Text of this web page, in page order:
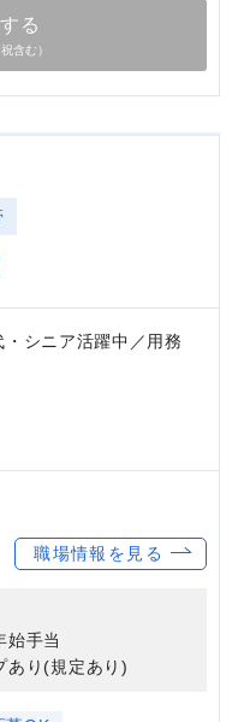
る
含む）
・シニア活躍中／用務
職場情報を見る
始手当
あり(規定あり)